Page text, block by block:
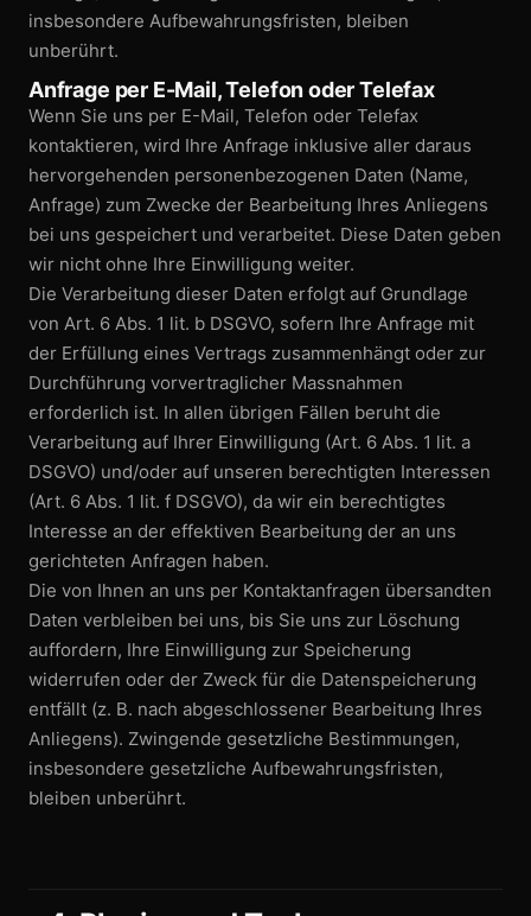
insbesondere Aufbewahrungs­fristen, bleiben
unberührt.
Anfrage per E-Mail, Telefon oder Telefax
Wenn Sie uns per E-Mail, Telefon oder Telefax
kontaktieren, wird Ihre Anfrage inklusive aller daraus
hervorgehenden personen­bezogenen Daten (Name,
Anfrage) zum Zwecke der Bearbeitung Ihres Anliegens
bei uns gespeichert und verarbeitet. Diese Daten geben
wir nicht ohne Ihre Einwilligung weiter.
Die Verarbeitung dieser Daten erfolgt auf Grundlage
von Art. 6 Abs. 1 lit. b DSGVO, sofern Ihre Anfrage mit
der Erfüllung eines Vertrags zusammenhängt oder zur
Durchführung vorvertraglicher Massnahmen
erforderlich ist. In allen übrigen Fällen beruht die
Verarbeitung auf Ihrer Einwilligung (Art. 6 Abs. 1 lit. a
DSGVO) und/oder auf unseren berechtigten Interessen
(Art. 6 Abs. 1 lit. f DSGVO), da wir ein berechtigtes
Interesse an der effektiven Bearbeitung der an uns
gerichteten Anfragen haben.
Die von Ihnen an uns per Kontaktanfragen übersandten
Daten verbleiben bei uns, bis Sie uns zur Löschung
auffordern, Ihre Einwilligung zur Speicherung
widerrufen oder der Zweck für die Datenspeicherung
entfällt (z. B. nach abgeschlossener Bearbeitung Ihres
Anliegens). Zwingende gesetzliche Bestimmungen,
insbesondere gesetzliche Aufbewahrungs­fristen,
bleiben unberührt.